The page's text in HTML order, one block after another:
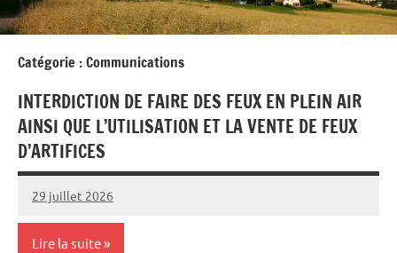
Catégorie :Communications
INTERDICTION DE FAIRE DES FEUX EN PLEIN AIR
AINSI QUE L’UTILISATION ET LA VENTE DE FEUX
D’ARTIFICES
29 juillet 2026
Commune
Lire la suite